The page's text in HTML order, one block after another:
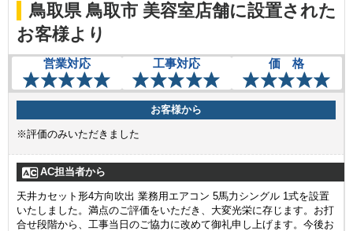
鳥取県 鳥取市 美容室店舗に設置された
お客様より
営業対応 工事対応 価 格
お客様から
※評価のみいただきました
AC担当者から
天井カセット形4方向吹出 業務用エアコン 5馬力シングル 1式を設置
いたしました。満点のご評価をいただき、大変光栄に存じます。お打
合せ段階から、工事当日のご協力に改めて御礼申し上げます。今後お